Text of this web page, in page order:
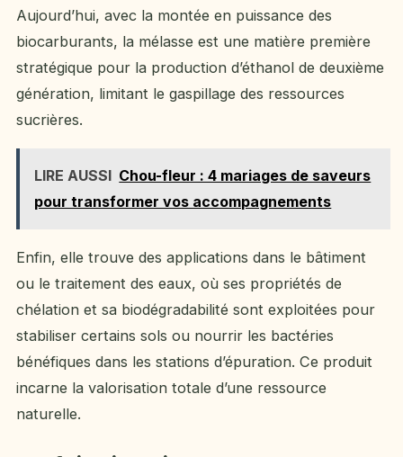
Aujourd’hui, avec la montée en puissance des
biocarburants, la mélasse est une matière première
stratégique pour la production d’éthanol de deuxième
génération, limitant le gaspillage des ressources
sucrières.
LIRE AUSSI Chou-fleur : 4 mariages de saveurs
pour transformer vos accompagnements
Enfin, elle trouve des applications dans le bâtiment
ou le traitement des eaux, où ses propriétés de
chélation et sa biodégradabilité sont exploitées pour
stabiliser certains sols ou nourrir les bactéries
bénéfiques dans les stations d’épuration. Ce produit
incarne la valorisation totale d’une ressource
naturelle.